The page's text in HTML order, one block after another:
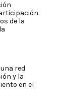
de la
red
y la
en el